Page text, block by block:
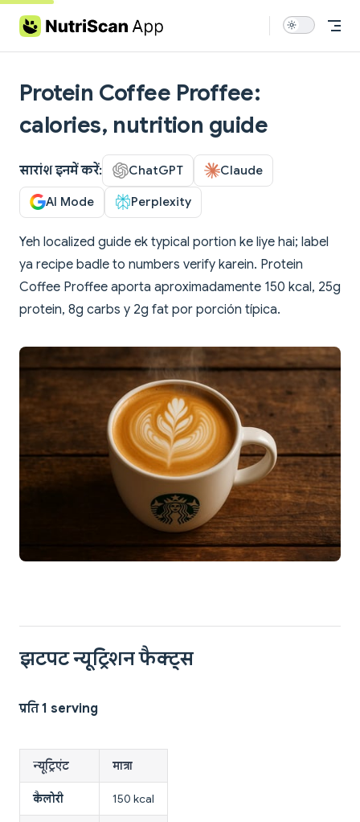
Skip to content
Protein Coffee Proffee:
calories, nutrition guide
सारांश इनमें करें: ChatGPT Claude
AI Mode Perplexity
Yeh localized guide ek typical portion ke liye hai; label
ya recipe badle to numbers verify karein. Protein
Coffee Proffee aporta aproximadamente 150 kcal, 25g
protein, 8g carbs y 2g fat por porción típica.
झटपट न्यूट्रिशन फैक्ट्स
प्रति 1 serving
न्यूट्रिएंट मात्रा
कैलोरी 150 kcal